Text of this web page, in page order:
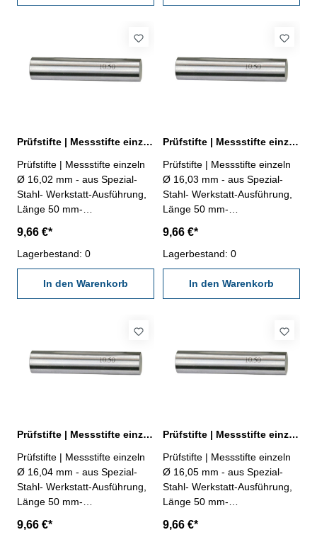
Prüfstifte | Messstifte einzeln Ø 16,02 mm ± 0,002 mm
Prüfstifte | Messstifte einzeln
Ø 16,02 mm - aus Spezial-
Stahl- Werkstatt-Ausführung,
Länge 50 mm-
Behältnis Abmessung: Ø
16,02 mm
9,66 €*
Lagerbestand: 0
In den Warenkorb
Prüfstifte | Messstifte einzeln Ø 16,03 mm ± 0,002 mm
Prüfstifte | Messstifte einzeln
Ø 16,03 mm - aus Spezial-
Stahl- Werkstatt-Ausführung,
Länge 50 mm-
Behältnis Abmessung: Ø
16,03 mm
9,66 €*
Lagerbestand: 0
In den Warenkorb
Prüfstifte | Messstifte einzeln Ø 16,04 mm ± 0,002 mm
Prüfstifte | Messstifte einzeln
Ø 16,04 mm - aus Spezial-
Stahl- Werkstatt-Ausführung,
Länge 50 mm-
Behältnis Abmessung: Ø
9,66 €*
Prüfstifte | Messstifte einzeln Ø 16,05 mm ± 0,002 mm
Prüfstifte | Messstifte einzeln
Ø 16,05 mm - aus Spezial-
Stahl- Werkstatt-Ausführung,
Länge 50 mm-
Behältnis Abmessung: Ø
9,66 €*